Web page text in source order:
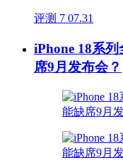
评测 7 07.31
iPhone 18系
席9月发布会？